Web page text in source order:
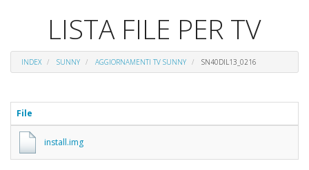
LISTA FILE PER TV
INDEX SUNNY AGGIORNAMENTI TV SUNNY SN40DIL13_0216
File
install.img